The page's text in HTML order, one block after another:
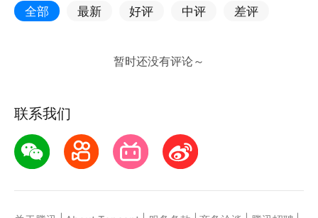
全部 最新 好评 中评 差评
联系我们